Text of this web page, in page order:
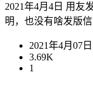
2021年4月4日 用友
明，也没有啥发版
2021年4月07
3.69K
1